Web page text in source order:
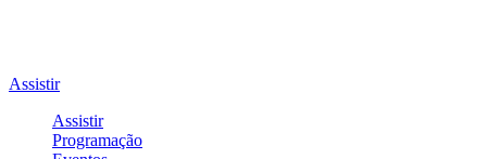
Assistir
Assistir
Programação